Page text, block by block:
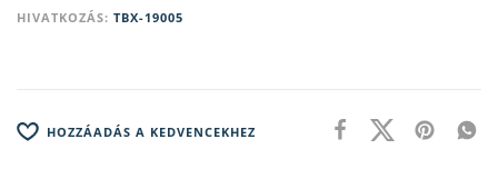
HIVATKOZÁS: TBX-19005
HOZZÁADÁS A KEDVENCEKHEZ